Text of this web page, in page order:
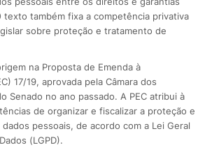
texto também fixa a competência privativa
sobre proteção e tratamento de
na Proposta de Emenda à
17/19, aprovada pela Câmara dos
Senado no ano passado. A PEC atribui à
de organizar e fiscalizar a proteção e
pessoais, de acordo com a Lei Geral
(LGPD).